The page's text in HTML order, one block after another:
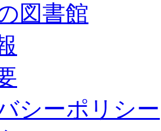
図書館
シーポリシー